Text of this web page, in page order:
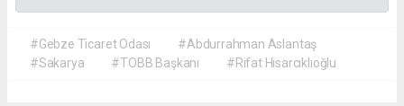
#Gebze Ticaret Odası
#Abdurrahman Aslantaş
#Sakarya
#TOBB Başkanı #Rifat Hisarcıklıoğlu